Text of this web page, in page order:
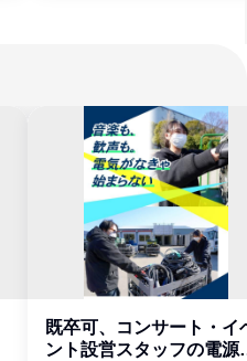
既卒可、コンサート・イ
ント設営スタッフの電源